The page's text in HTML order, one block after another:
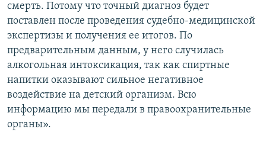
смерть. Потому что точный диагноз будет
поставлен после проведения судебно-медицинской
экспертизы и получения ее итогов. По
предварительным данным, у него случилась
алкогольная интоксикация, так как спиртные
напитки оказывают сильное негативное
воздействие на детский организм. Всю
информацию мы передали в правоохранительные
органы».